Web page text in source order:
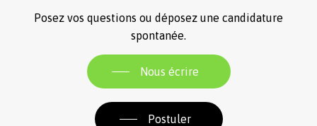
Posez vos questions ou déposez une candidature
spontanée.
Nous écrire
Postuler